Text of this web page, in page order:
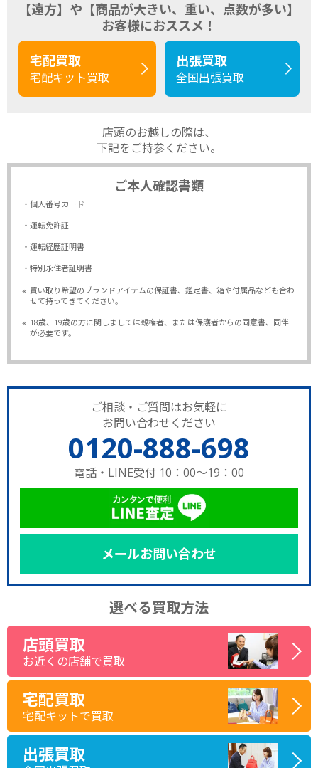
【遠方】や【商品が大きい、重い、点数が多い】
お客様におススメ！
宅配買取
宅配キット買取
出張買取
全国出張買取
店頭のお越しの際は、
下記をご持参ください。
ご本人確認書類
・個人番号カード
・運転免許証
・運転経歴証明書
・特別永住者証明書
※ 買い取り希望のブランドアイテムの保証書、鑑定書、箱や付属品なども合わ
せて持ってきてください。
※ 18歳、19歳の方に関しましては親権者、または保護者からの同意書、同伴
が必要です。
ご相談・ご質問はお気軽に
お問い合わせください
0120-888-698
電話・LINE受付 10：00～19：00
メールお問い合わせ
選べる買取方法
店頭買取
お近くの店舗で買取
宅配買取
宅配キットで買取
出張買取